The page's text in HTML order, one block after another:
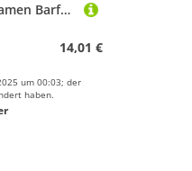
Plateau Sandalen Damen Barfußschuhe Flach Sommer Sommerschuhe Barfuß Bequem Elegant 111 Trachtenschuhe Orthopädische Waschbare Gesundheitsschuhe
14,01 €
um 00:03; der
haben.